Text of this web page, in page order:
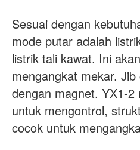
Sesuai dengan
mode putar adalah
listrik tali kawat. Ini
mengangkat mekar.
dengan magnet. YX1-
untuk mengontrol,
cocok untuk